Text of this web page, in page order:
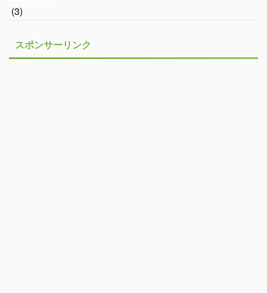
(3)
スポンサーリンク